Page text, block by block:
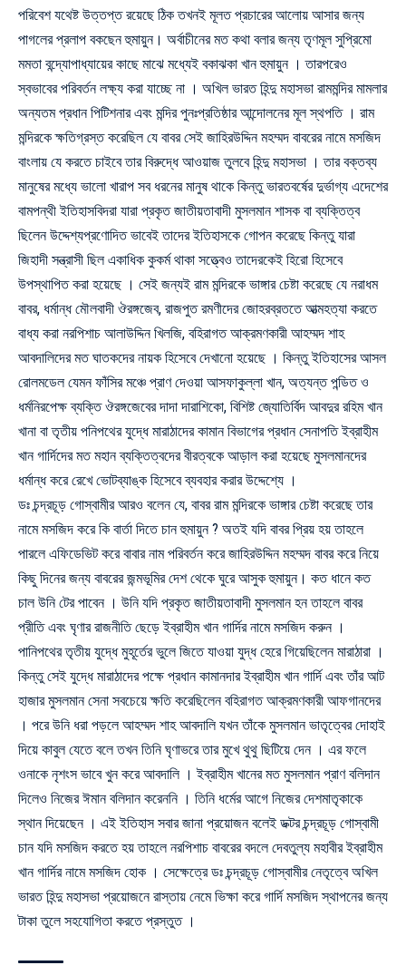
পরিবেশ যথেষ্ট উত্তপ্ত রয়েছে ঠিক তখনই মূলত প্রচারের আলোয় আসার জন্য
পাগলের প্রলাপ বকছেন হুমায়ুন। অর্বাচীনের মত কথা বলার জন্য তৃণমূল সুপ্রিমো
মমতা বন্দ্যোপাধ্যায়ের কাছে মাঝে মধ্যেই বকাঝকা খান হুমায়ুন । তারপরেও
স্বভাবের পরিবর্তন লক্ষ্য করা যাচ্ছে না । অখিল ভারত হিন্দু মহাসভা রামমন্দির মামলার
অন্যতম প্রধান পিটিশনার এবং মন্দির পুনঃপ্রতিষ্ঠার আন্দোলনের মূল স্থপতি । রাম
মন্দিরকে ক্ষতিগ্রস্ত করেছিল যে বাবর সেই জাহিরউদ্দিন মহম্মদ বাবরের নামে মসজিদ
বাংলায় যে করতে চাইবে তার বিরুদ্ধে আওয়াজ তুলবে হিন্দু মহাসভা । তার বক্তব্য
মানুষের মধ্যে ভালো খারাপ সব ধরনের মানুষ থাকে কিন্তু ভারতবর্ষের দুর্ভাগ্য এদেশের
বামপন্থী ইতিহাসবিদরা যারা প্রকৃত জাতীয়তাবাদী মুসলমান শাসক বা ব্যক্তিত্ব
ছিলেন উদ্দেশ্যপ্রণোদিত ভাবেই তাদের ইতিহাসকে গোপন করেছে কিন্তু যারা
জিহাদী সন্ত্রাসী ছিল একাধিক কুকর্ম থাকা সত্ত্বেও তাদেরকেই হিরো হিসেবে
উপস্থাপিত করা হয়েছে । সেই জন্যই রাম মন্দিরকে ভাঙ্গার চেষ্টা করেছে যে নরাধম
বাবর, ধর্মান্ধ মৌলবাদী ঔরঙ্গজেব, রাজপুত রমণীদের জোহরব্রততে আত্মহত্যা করতে
বাধ্য করা নরপিশাচ আলাউদ্দিন খিলজি, বহিরাগত আক্রমণকারী আহম্মদ শাহ
আবদালিদের মত ঘাতকদের নায়ক হিসেবে দেখানো হয়েছে । কিন্তু ইতিহাসের আসল
রোলমডেল যেমন ফাঁসির মঞ্চে প্রাণ দেওয়া আসফাকুল্লা খান, অত্যন্ত পন্ডিত ও
ধর্মনিরপেক্ষ ব্যক্তি ঔরঙ্গজেবের দাদা দারাশিকো, বিশিষ্ট জ্যোতির্বিদ আবদুর রহিম খান
খানা বা তৃতীয় পনিপথের যুদ্ধে মারাঠাদের কামান বিভাগের প্রধান সেনাপতি ইব্রাহীম
খান গার্দিদের মত মহান ব্যক্তিত্বদের বীরত্বকে আড়াল করা হয়েছে মুসলমানদের
ধর্মান্ধ করে রেখে ভোটব্যাঙ্ক হিসেবে ব্যবহার করার উদ্দেশ্যে ।
ডঃ চন্দ্রচূড় গোস্বামীর আরও বলেন যে, বাবর রাম মন্দিরকে ভাঙ্গার চেষ্টা করেছে তার
নামে মসজিদ করে কি বার্তা দিতে চান হুমায়ুন ? অতই যদি বাবর প্রিয় হয় তাহলে
পারলে এফিডেভিট করে বাবার নাম পরিবর্তন করে জাহিরউদ্দিন মহম্মদ বাবর করে নিয়ে
কিছু দিনের জন্য বাবরের জন্মভূমির দেশ থেকে ঘুরে আসুক হুমায়ুন। কত ধানে কত
চাল উনি টের পাবেন । উনি যদি প্রকৃত জাতীয়তাবাদী মুসলমান হন তাহলে বাবর
প্রীতি এবং ঘৃণার রাজনীতি ছেড়ে ইব্রাহীম খান গার্দির নামে মসজিদ করুন ।
পানিপথের তৃতীয় যুদ্ধে মুহূর্তের ভুলে জিতে যাওয়া যুদ্ধ হেরে গিয়েছিলেন মারাঠারা ।
কিন্তু সেই যুদ্ধে মারাঠাদের পক্ষে প্রধান কামানদার ইব্রাহীম খান গার্দি এবং তাঁর আট
হাজার মুসলমান সেনা সবচেয়ে ক্ষতি করেছিলেন বহিরাগত আক্রমণকারী আফগানদের
। পরে উনি ধরা পড়লে আহম্মদ শাহ আবদালি যখন তাঁকে মুসলমান ভাতৃত্বের দোহাই
দিয়ে কাবুল যেতে বলে তখন তিনি ঘৃণাভরে তার মুখে থুথু ছিটিয়ে দেন । এর ফলে
ওনাকে নৃশংস ভাবে খুন করে আবদালি । ইব্রাহীম খানের মত মুসলমান প্রাণ বলিদান
দিলেও নিজের ঈমান বলিদান করেননি । তিনি ধর্মের আগে নিজের দেশমাতৃকাকে
স্থান দিয়েছেন । এই ইতিহাস সবার জানা প্রয়োজন বলেই ডক্টর চন্দ্রচূড় গোস্বামী
চান যদি মসজিদ করতে হয় তাহলে নরপিশাচ বাবরের বদলে দেবতুল্য মহাবীর ইব্রাহীম
খান গার্দির নামে মসজিদ হোক । সেক্ষেত্রে ডঃ চন্দ্রচূড় গোস্বামীর নেতৃত্বে অখিল
ভারত হিন্দু মহাসভা প্রয়োজনে রাস্তায় নেমে ভিক্ষা করে গার্দি মসজিদ স্থাপনের জন্য
টাকা তুলে সহযোগিতা করতে প্রস্তুত ।